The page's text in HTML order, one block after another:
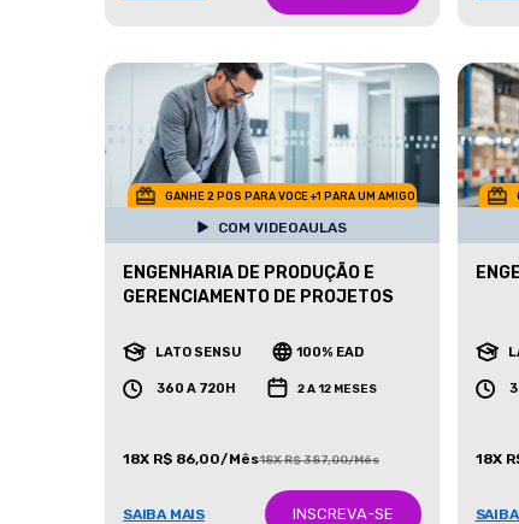
GANHE 2 POS PARA VOCE +1 PARA UM AMIGO
COM VIDEOAULAS
ENGENHARIA DE PRODUÇÃO E
GERENCIAMENTO DE PROJETOS
LATO SENSU 100% EAD
360 A 720H 2 A 12 MESES
18X R$ 86,00/Mês18X R$ 387,00/Mês
SAIBA MAIS INSCREVA-SE
18X